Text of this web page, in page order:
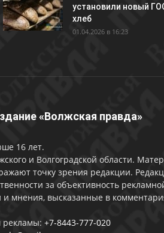
установили новый
хлеб
01.04.2026 в 16:23
«Волжская правда»
16 лет.
и Волгоградской области.
точку зрения редакции.
за объективность
мнения, высказанные в
рекламы: +7-8443-777-020